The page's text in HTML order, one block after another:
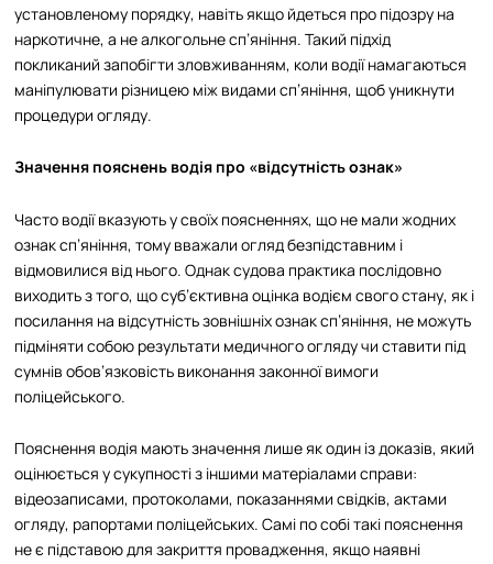
установленому порядку, навіть якщо йдеться про підозру на
наркотичне, а не алкогольне сп’яніння. Такий підхід
покликаний запобігти зловживанням, коли водії намагаються
маніпулювати різницею між видами сп’яніння, щоб уникнути
процедури огляду.
Значення пояснень водія про «відсутність ознак»
Часто водії вказують у своїх поясненнях, що не мали жодних
ознак сп’яніння, тому вважали огляд безпідставним і
відмовилися від нього. Однак судова практика послідовно
виходить з того, що суб’єктивна оцінка водієм свого стану, як і
посилання на відсутність зовнішніх ознак сп’яніння, не можуть
підміняти собою результати медичного огляду чи ставити під
сумнів обов’язковість виконання законної вимоги
поліцейського.​
Пояснення водія мають значення лише як один із доказів, який
оцінюється у сукупності з іншими матеріалами справи:
відеозаписами, протоколами, показаннями свідків, актами
огляду, рапортами поліцейських. Самі по собі такі пояснення
не є підставою для закриття провадження, якщо наявні